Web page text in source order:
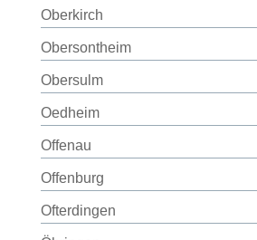
Oberkirch
Obersontheim
Obersulm
Oedheim
Offenau
Offenburg
Ofterdingen